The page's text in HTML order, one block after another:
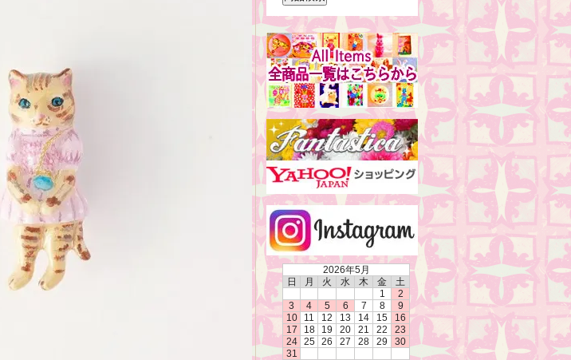
2026年5月
日
月 火 水 木 金
土
1
2
3
4 5 6 7 8
9
10
11 12 13 14 15
16
17
18 19 20 21 22
23
24
25 26 27 28 29
30
31